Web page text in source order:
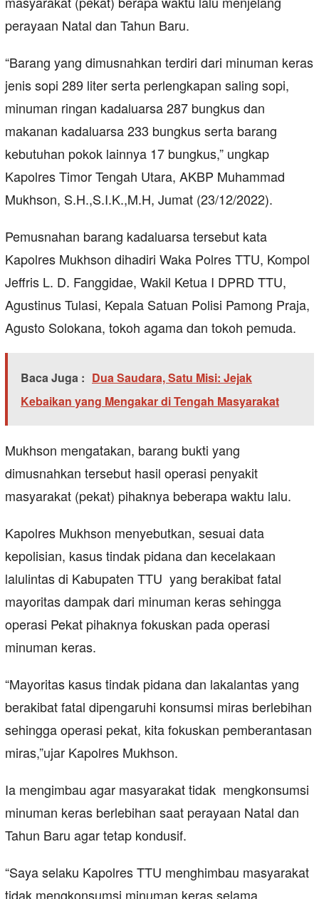
perayaan Natal dan Tahun Baru.
“Barang yang dimusnahkan terdiri dari minuman keras
jenis sopi 289 liter serta perlengkapan saling sopi,
minuman ringan kadaluarsa 287 bungkus dan
makanan kadaluarsa 233 bungkus serta barang
kebutuhan pokok lainnya 17 bungkus,” ungkap
Kapolres Timor Tengah Utara, AKBP Muhammad
Mukhson, S.H.,S.I.K.,M.H, Jumat (23/12/2022).
Pemusnahan barang kadaluarsa tersebut kata
Kapolres Mukhson dihadiri Waka Polres TTU, Kompol
Jeffris L. D. Fanggidae, Wakil Ketua I DPRD TTU,
Agustinus Tulasi, Kepala Satuan Polisi Pamong Praja,
Agusto Solokana, tokoh agama dan tokoh pemuda.
Baca Juga : Dua Saudara, Satu Misi: Jejak
Kebaikan yang Mengakar di Tengah Masyarakat
Mukhson mengatakan, barang bukti yang
dimusnahkan tersebut hasil operasi penyakit
masyarakat (pekat) pihaknya beberapa waktu lalu.
Kapolres Mukhson menyebutkan, sesuai data
kepolisian, kasus tindak pidana dan kecelakaan
lalulintas di Kabupaten TTU yang berakibat fatal
mayoritas dampak dari minuman keras sehingga
operasi Pekat pihaknya fokuskan pada operasi
minuman keras.
“Mayoritas kasus tindak pidana dan lakalantas yang
berakibat fatal dipengaruhi konsumsi miras berlebihan
sehingga operasi pekat, kita fokuskan pemberantasan
miras,”ujar Kapolres Mukhson.
Ia mengimbau agar masyarakat tidak mengkonsumsi
minuman keras berlebihan saat perayaan Natal dan
Tahun Baru agar tetap kondusif.
“Saya selaku Kapolres TTU menghimbau masyarakat
tidak mengkonsumsi minuman keras selama